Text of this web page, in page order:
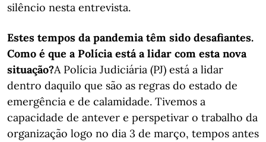
silêncio nesta entrevista.
Estes tempos da pandemia têm sido desafiantes.
Como é que a Polícia está a lidar com esta nova
situação?A Polícia Judiciária (PJ) está a lidar
dentro daquilo que são as regras do estado de
emergência e de calamidade. Tivemos a
capacidade de antever e perspetivar o trabalho da
organização logo no dia 3 de março, tempos antes